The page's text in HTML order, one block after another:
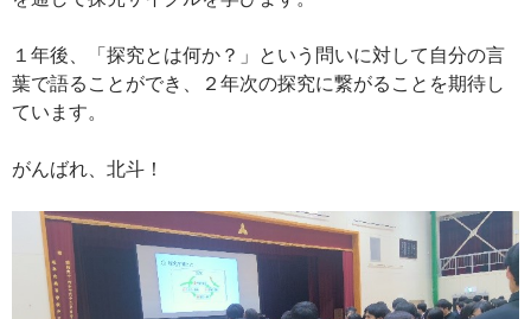
１年後、「探究とは何か？」という問いに対して自分の言
葉で語ることができ、２年次の探究に繋がることを期待し
ています。
がんばれ、北斗！